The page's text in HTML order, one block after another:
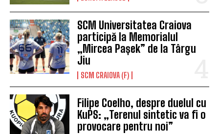
SCM Universitatea Craiova
participă la Memorialul
„Mircea Pașek” de la Târgu
Jiu
SCM CRAIOVA (F)
Filipe Coelho, despre duelul cu
KuPS: „Terenul sintetic va fi o
provocare pentru noi”